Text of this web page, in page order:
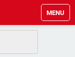
MENU